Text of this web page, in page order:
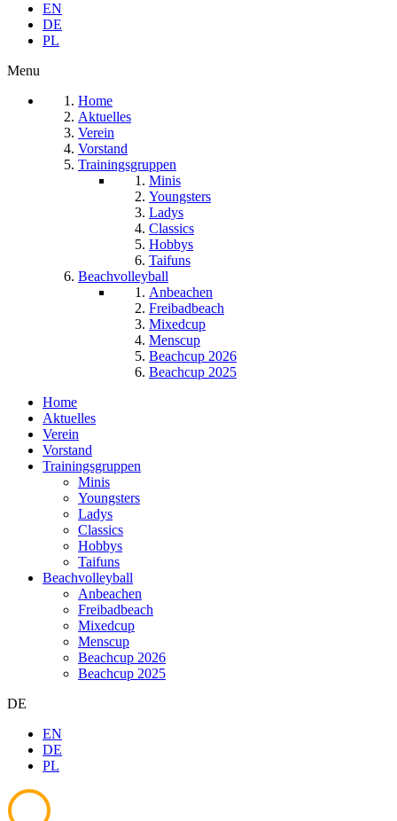
EN
DE
PL
Menu
Home
Aktuelles
Verein
Vorstand
Trainingsgruppen
Minis
Youngsters
Ladys
Classics
Hobbys
Taifuns
Beachvolleyball
Anbeachen
Freibadbeach
Mixedcup
Menscup
Beachcup 2026
Beachcup 2025
Home
Aktuelles
Verein
Vorstand
Trainingsgruppen
Minis
Youngsters
Ladys
Classics
Hobbys
Taifuns
Beachvolleyball
Anbeachen
Freibadbeach
Mixedcup
Menscup
Beachcup 2026
Beachcup 2025
DE
EN
DE
PL